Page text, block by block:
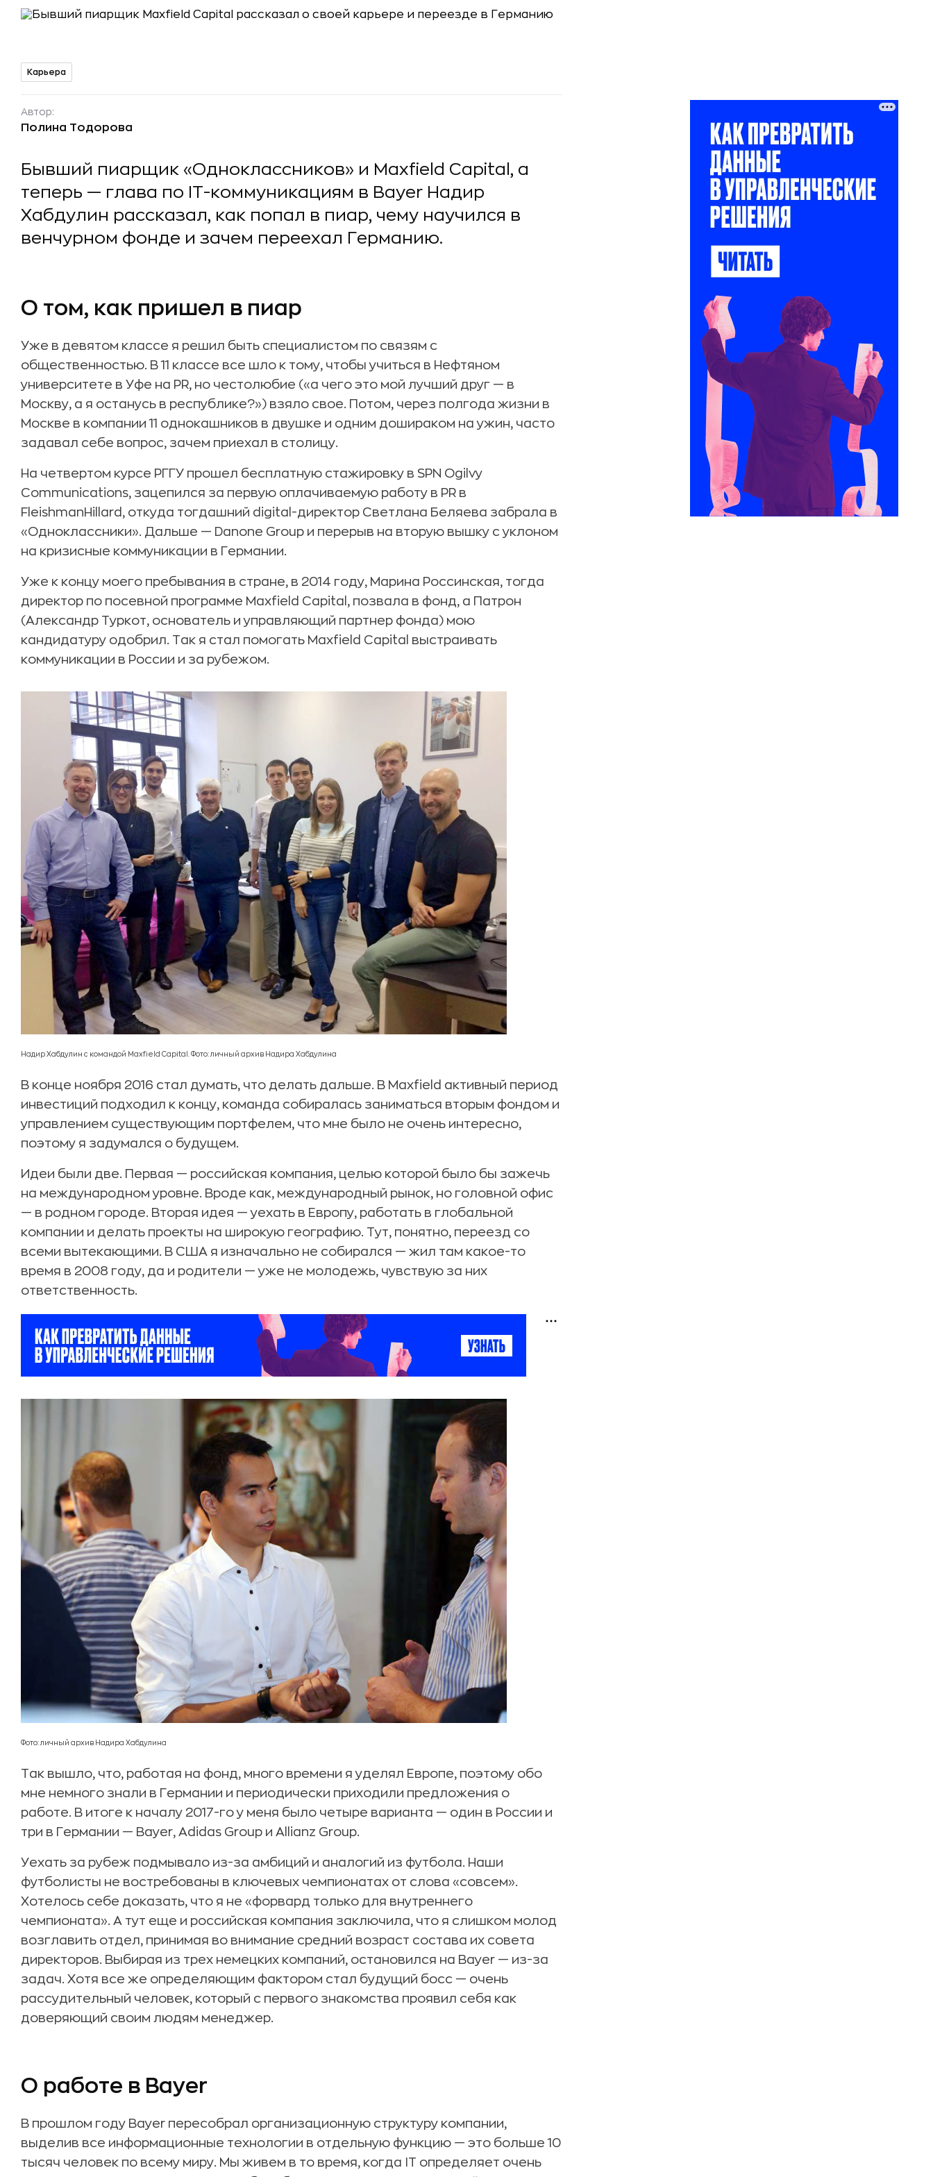
Карьера
Автор:
Полина Тодорова
Бывший пиарщик «Одноклассников» и Maxfield Capital, а
теперь — глава по IT-коммуникациям в Bayer Надир
Хабдулин рассказал, как попал в пиар, чему научился в
венчурном фонде и зачем переехал Германию.
О том, как пришел в пиар
Уже в девятом классе я решил быть специалистом по связям с
общественностью. В 11 классе все шло к тому, чтобы учиться в Нефтяном
университете в Уфе на PR, но честолюбие («а чего это мой лучший друг — в
Москву, а я останусь в республике?») взяло свое. Потом, через полгода жизни в
Москве в компании 11 однокашников в двушке и одним дошираком на ужин, часто
задавал себе вопрос, зачем приехал в столицу.
На четвертом курсе РГГУ прошел бесплатную стажировку в SPN Ogilvy
Communications, зацепился за первую оплачиваемую работу в PR в
FleishmanHillard, откуда тогдашний digital-директор Светлана Беляева забрала в
«Одноклассники». Дальше — Danone Group и перерыв на вторую вышку с уклоном
на кризисные коммуникации в Германии.
Уже к концу моего пребывания в стране, в 2014 году, Марина Россинская, тогда
директор по посевной программе Maxfield Capital, позвала в фонд, а Патрон
(Александр Туркот, основатель и управляющий партнер фонда) мою
кандидатуру одобрил. Так я стал помогать Maxfield Capital выстраивать
коммуникации в России и за рубежом.
Надир Хабдулин с командой Maxfield Capital. Фото: личный архив Надира Хабдулина
В конце ноября 2016 стал думать, что делать дальше. В Maxfield активный период
инвестиций подходил к концу, команда собиралась заниматься вторым фондом и
управлением существующим портфелем, что мне было не очень интересно,
поэтому я задумался о будущем.
Идеи были две. Первая — российская компания, целью которой было бы зажечь
на международном уровне. Вроде как, международный рынок, но головной офис
— в родном городе. Вторая идея — уехать в Европу, работать в глобальной
компании и делать проекты на широкую географию. Тут, понятно, переезд со
всеми вытекающими. В США я изначально не собирался — жил там какое-то
время в 2008 году, да и родители — уже не молодежь, чувствую за них
ответственность.
Фото: личный архив Надира Хабдулина
Так вышло, что, работая на фонд, много времени я уделял Европе, поэтому обо
мне немного знали в Германии и периодически приходили предложения о
работе. В итоге к началу 2017-го у меня было четыре варианта — один в России и
три в Германии — Bayer, Adidas Group и Allianz Group.
Уехать за рубеж подмывало из-за амбиций и аналогий из футбола. Наши
футболисты не востребованы в ключевых чемпионатах от слова «совсем».
Хотелось себе доказать, что я не «форвард только для внутреннего
чемпионата». А тут еще и российская компания заключила, что я слишком молод
возглавить отдел, принимая во внимание средний возраст состава их совета
директоров. Выбирая из трех немецких компаний, остановился на Bayer — из-за
задач. Хотя все же определяющим фактором стал будущий босс — очень
рассудительный человек, который с первого знакомства проявил себя как
доверяющий своим людям менеджер.
О работе в Bayer
В прошлом году Bayer пересобрал организационную структуру компании,
выделив все информационные технологии в отдельную функцию — это больше 10
тысяч человек по всему миру. Мы живем в то время, когда IT определяет очень